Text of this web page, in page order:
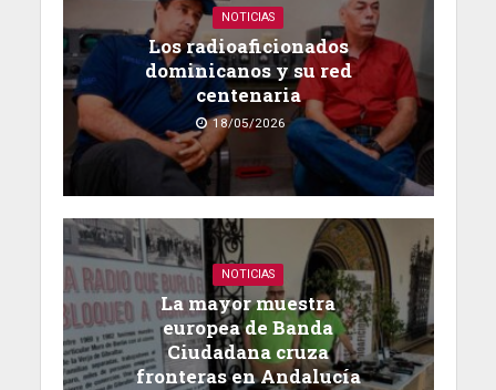
NOTICIAS
Los radioaficionados
dominicanos y su red
centenaria
18/05/2026
NOTICIAS
La mayor muestra
europea de Banda
Ciudadana cruza
fronteras en Andalucía